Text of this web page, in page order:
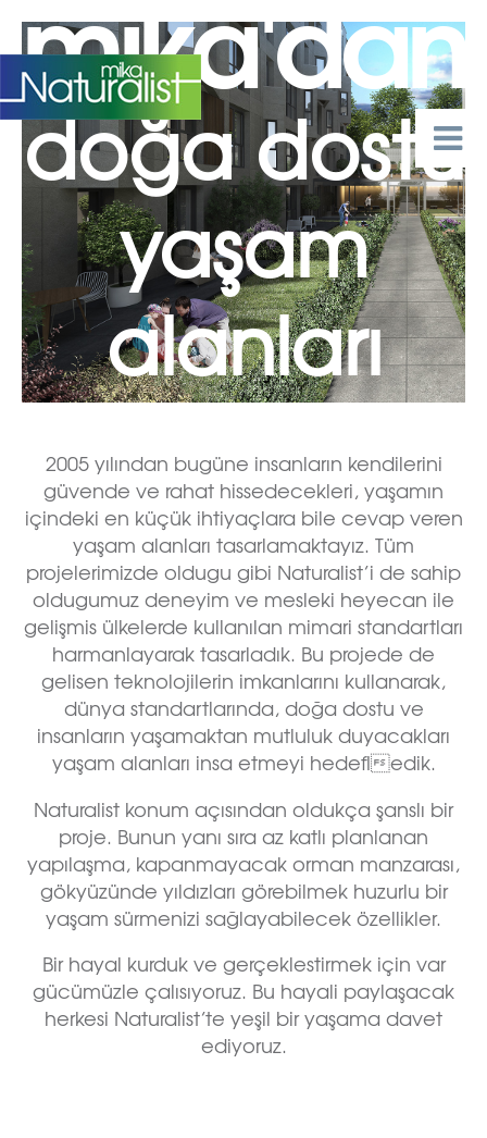
EN
mika'dan
doğa dostu
yaşam
alanları
2005 yılından bugüne insanların kendilerini
güvende ve rahat hissedecekleri, yaşamın
içindeki en küçük ihtiyaçlara bile cevap veren
yaşam alanları tasarlamaktayız. Tüm
projelerimizde oldugu gibi Naturalist’i de sahip
oldugumuz deneyim ve mesleki heyecan ile
gelişmis ülkelerde kullanılan mimari standartları
harmanlayarak tasarladık. Bu projede de
gelisen teknolojilerin imkanlarını kullanarak,
dünya standartlarında, doğa dostu ve
insanların yaşamaktan mutluluk duyacakları
yaşam alanları insa etmeyi hedefledik.
Naturalist konum açısından oldukça şanslı bir
proje. Bunun yanı sıra az katlı planlanan
yapılaşma, kapanmayacak orman manzarası,
gökyüzünde yıldızları görebilmek huzurlu bir
yaşam sürmenizi sağlayabilecek özellikler.
Bir hayal kurduk ve gerçeklestirmek için var
gücümüzle çalısıyoruz. Bu hayali paylaşacak
herkesi Naturalist’te yeşil bir yaşama davet
ediyoruz.